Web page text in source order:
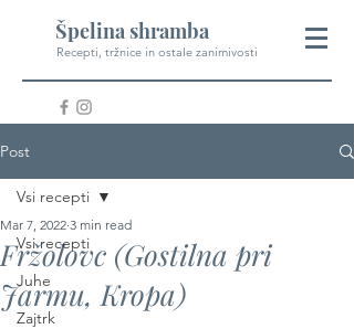
Špelina shramba
Recepti, tržnice in ostale zanimivosti
Post
Vsi recepti
Juhe
Zajtrk
Vsi recepti
Fržolovc (Gostilna pri
Jarmu, Kropa)
Mar 7, 2022 3 min read